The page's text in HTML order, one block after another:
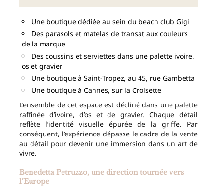
Une boutique dédiée au sein du beach club Gigi
Des parasols et matelas de transat aux couleurs
de la marque
Des coussins et serviettes dans une palette ivoire,
os et gravier
Une boutique à Saint-Tropez, au 45, rue Gambetta
Une boutique à Cannes, sur la Croisette
L’ensemble de cet espace est décliné dans une palette
raffinée d’ivoire, d’os et de gravier. Chaque détail
reflète l’identité visuelle épurée de la griffe. Par
conséquent, l’expérience dépasse le cadre de la vente
au détail pour devenir une immersion dans un art de
vivre.
Benedetta Petruzzo, une direction tournée vers
l’Europe